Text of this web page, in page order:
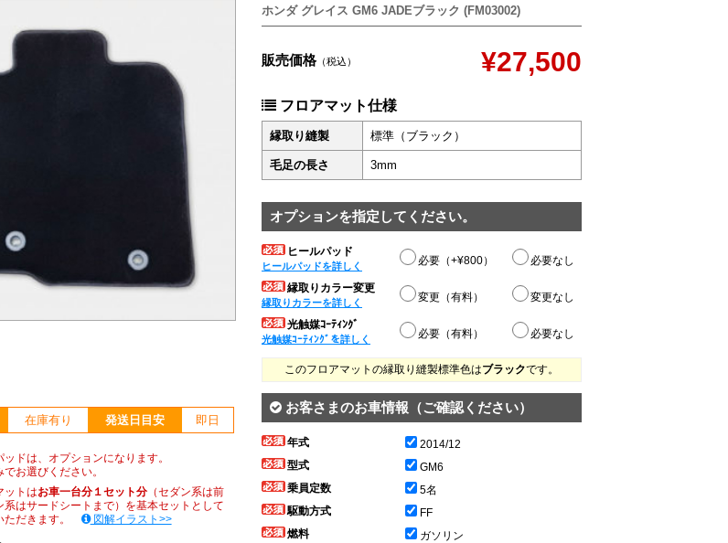
在庫有り 発送日目安 即日
ドは、オプションになります。
お選びください。
ットはお車一台分１セット分（セダン系は前
系はサードシートまで）を基本セットとして
ただきます。
図解イラスト>>
ホンダ グレイス GM6 JADEブラック (FM03002)
販売価格（税込） ¥27,500
フロアマット仕様
縁取り縫製 標準（ブラック）
毛足の長さ 3mm
オプションを指定してください。
ヒールパッド
ヒールパッドを詳しく 必要（+¥800） 必要なし
縁取りカラー変更
縁取りカラーを詳しく 変更（有料） 変更なし
光触媒ｺｰﾃｨﾝｸﾞ
光触媒ｺｰﾃｨﾝｸﾞを詳しく 必要（有料） 必要なし
このフロアマットの縁取り縫製標準色はブラックです。
お客さまのお車情報（ご確認ください）
年式
2014/12
型式
GM6
乗員定数
5名
駆動方式
FF
燃料
ガソリン